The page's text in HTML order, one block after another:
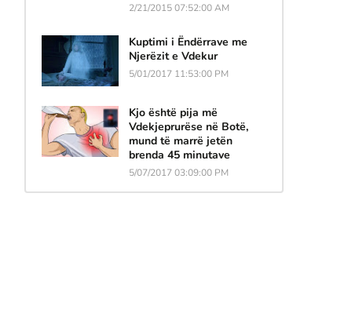
2/21/2015 07:52:00 AM
Kuptimi i Ëndërrave me
Njerëzit e Vdekur
5/01/2017 11:53:00 PM
Kjo është pija më
Vdekjeprurëse në Botë,
mund të marrë jetën
brenda 45 minutave
5/07/2017 03:09:00 PM